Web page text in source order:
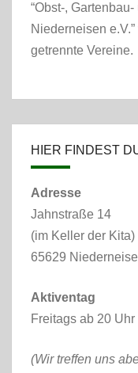
“Obst-,
Niederneisen
getrennte Vereine.
HIER FINDEST
Adresse
Jahnstraße 14
(im Keller der Kita)
65629
Aktiventag
Freitags ab 20 Uhr
(Wir treffen uns